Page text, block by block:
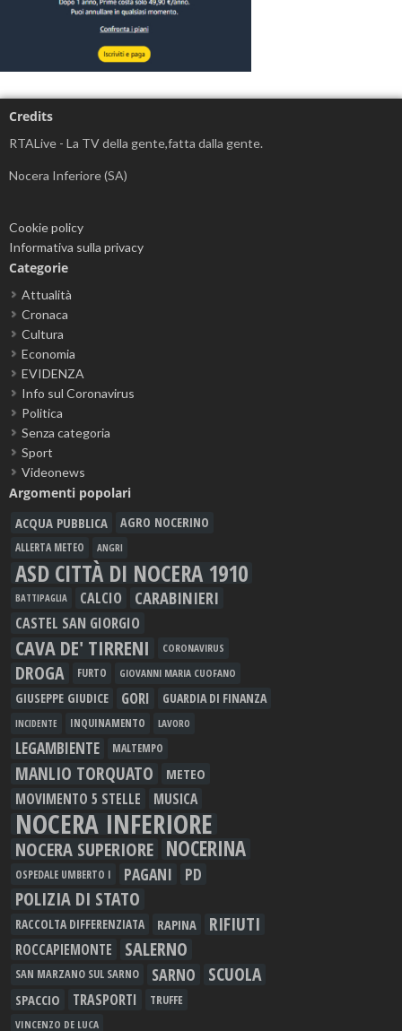
Credits
RTALive - La TV della gente,fatta dalla gente.
Nocera Inferiore (SA)
Cookie policy
Informativa sulla privacy
Categorie
Attualità
Cronaca
Cultura
Economia
EVIDENZA
Info sul Coronavirus
Politica
Senza categoria
Sport
Videonews
Argomenti popolari
ACQUA PUBBLICA AGRO NOCERINO
ALLERTA METEO ANGRI
ASD CITTÀ DI NOCERA 1910
BATTIPAGLIA CALCIO CARABINIERI
CASTEL SAN GIORGIO
CAVA DE' TIRRENI CORONAVIRUS
DROGA FURTO GIOVANNI MARIA CUOFANO
GIUSEPPE GIUDICE GORI GUARDIA DI FINANZA
INCIDENTE INQUINAMENTO LAVORO
LEGAMBIENTE MALTEMPO
MANLIO TORQUATO METEO
MOVIMENTO 5 STELLE MUSICA
NOCERA INFERIORE
NOCERA SUPERIORE NOCERINA
OSPEDALE UMBERTO I PAGANI PD
POLIZIA DI STATO
RACCOLTA DIFFERENZIATA RAPINA RIFIUTI
ROCCAPIEMONTE SALERNO
SAN MARZANO SUL SARNO SARNO SCUOLA
SPACCIO TRASPORTI TRUFFE
VINCENZO DE LUCA